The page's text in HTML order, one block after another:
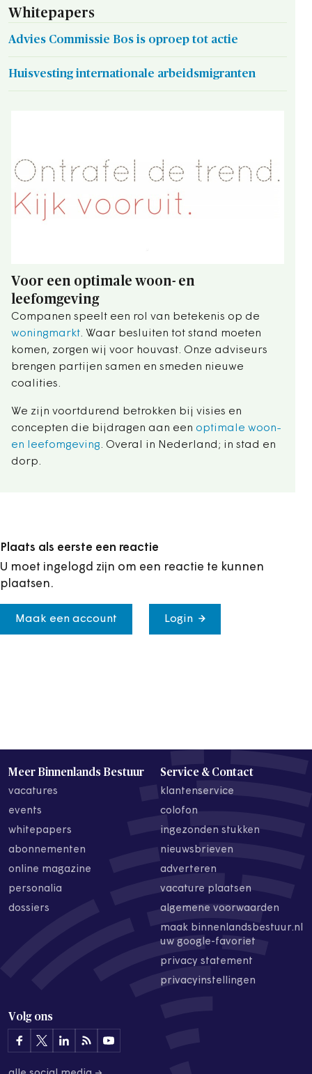
Whitepapers
Advies Commissie Bos is oproep tot actie
Huisvesting internationale arbeidsmigranten
Voor een optimale woon- en
leefomgeving
Companen speelt een rol van betekenis op de
woningmarkt. Waar besluiten tot stand moeten
komen, zorgen wij voor houvast. Onze adviseurs
brengen partijen samen en smeden nieuwe
coalities.
We zijn voortdurend betrokken bij visies en
concepten die bijdragen aan een optimale woon-
en leefomgeving. Overal in Nederland; in stad en
dorp.
Plaats als eerste een reactie
U moet ingelogd zijn om een reactie te kunnen
plaatsen.
Maak een account Login
Meer Binnenlands Bestuur
vacatures
events
whitepapers
abonnementen
online magazine
personalia
dossiers
Service & Contact
klantenservice
colofon
ingezonden stukken
nieuwsbrieven
adverteren
vacature plaatsen
algemene voorwaarden
maak binnenlandsbestuur.nl
uw google-favoriet
privacy statement
privacyinstellingen
Volg ons